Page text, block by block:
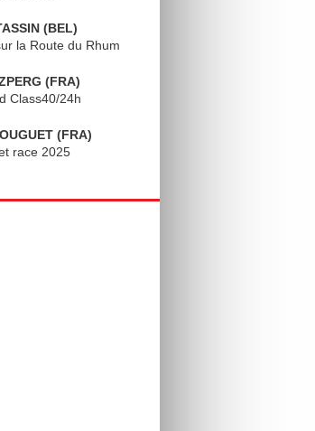
(BEL)
la Route du Rhum
(FRA)
Class40/24h
(FRA)
race 2025